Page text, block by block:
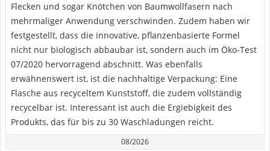
Flecken und sogar Knötchen von Baumwollfasern nach
mehrmaliger Anwendung verschwinden. Zudem haben wir
festgestellt, dass die innovative, pflanzenbasierte Formel
nicht nur biologisch abbaubar ist, sondern auch im Öko-Test
07/2020 hervorragend abschnitt. Was ebenfalls
erwähnenswert ist, ist die nachhaltige Verpackung: Eine
Flasche aus recyceltem Kunststoff, die zudem vollständig
recycelbar ist. Interessant ist auch die Ergiebigkeit des
Produkts, das für bis zu 30 Waschladungen reicht.
08/2026